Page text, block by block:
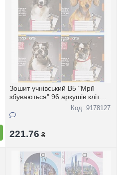
Зошит учнівський В5 "Мрії
збуваються" 96 аркушів кліт
Код: 9178127
221.76 ₴